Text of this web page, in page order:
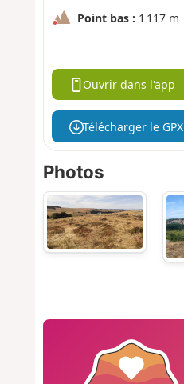
Point bas : 1 117 m
Ouvrir dans l'app
Télécharger le GPX
Photos